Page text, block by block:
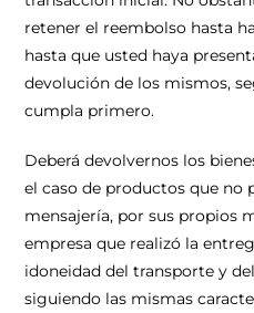
retener el reembolso hasta
hasta que usted haya
devolución de los mismos,
cumpla primero.
Deberá devolvernos los
el caso de productos que no
mensajería, por sus propios
empresa que realizó la
idoneidad del transporte y
siguiendo las mismas